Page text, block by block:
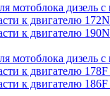
мотоблока дизель
к двигателю
к двигателю
мотоблока дизель
к двигателю
к двигателю